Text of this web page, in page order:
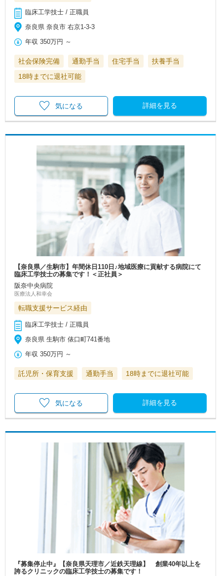
臨床工学技士 / 正職員
奈良県 奈良市 右京1-3-3
年収 350万円 ～
社会保険完備 通勤手当 住宅手当
扶養手当
18時までに退社可能
詳細を見る
気になる
【奈良県／生駒市】年間休日110日♪地域医療に貢献する病院にて
臨床工学技士の募集です！＜正社員＞
阪奈中央病院
医療法人和幸会
転職支援サービス経由
臨床工学技士 / 正職員
奈良県 生駒市 俵口町741番地
年収 350万円 ～
託児所・保育支援 通勤手当 18時までに退社可能
詳細を見る
気になる
『募集停止中』【奈良県天理市／近鉄天理線】 創業40年以上を
誇るクリニックの臨床工学技士の募集です！